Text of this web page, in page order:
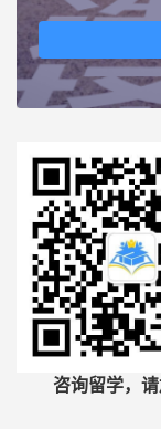
咨询留学，